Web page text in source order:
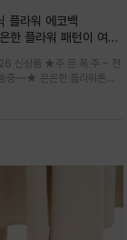
플라워 에코백
플라워 패턴이 여름
신상품 ★주.문.폭.주 - 전
중~~★ 은은한 플라워톤이
감성의 천연 오가닉 코튼소